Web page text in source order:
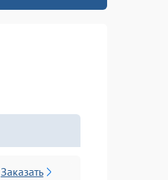
Заказать